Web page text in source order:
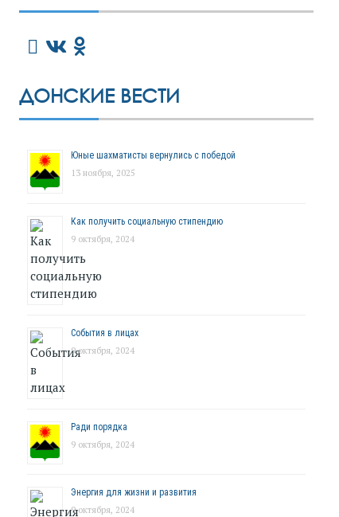
ДОНСКИЕ ВЕСТИ
Юные шахматисты вернулись с победой
13 ноября, 2025
Как получить социальную стипендию
9 октября, 2024
События в лицах
9 октября, 2024
Ради порядка
9 октября, 2024
Энергия для жизни и развития
9 октября, 2024